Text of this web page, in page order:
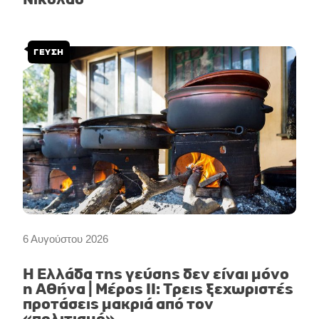
6 Αυγούστου 2026
ΓΕΥΣΗ
Η Ελλάδα της γεύσης δεν είναι μόνο
η Αθήνα | Μέρος II: Τρεις ξεχωριστές
προτάσεις μακριά από τον